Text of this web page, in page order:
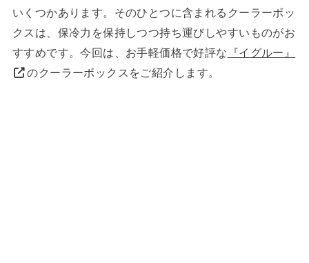
いくつかあります。そのひとつに含まれるクーラーボッ
クスは、保冷力を保持しつつ持ち運びしやすいものがお
すすめです。今回は、お手軽価格で好評な 『イグルー』
のクーラーボックスをご紹介します。